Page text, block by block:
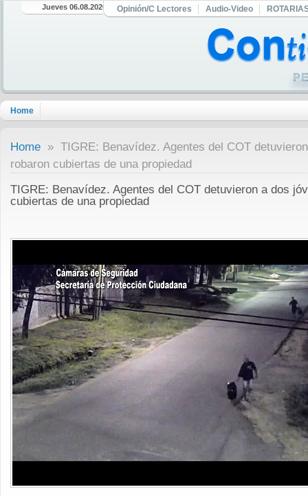
Jueves 06.08.2026 Opinión/C Lectores Audio-Video
Home
Home » TIGRE: Benavídez. Agentes del COT
robaron cubiertas de una propiedad
TIGRE: Benavídez. Agentes del COT detuvieron a dos
cubiertas de una propiedad